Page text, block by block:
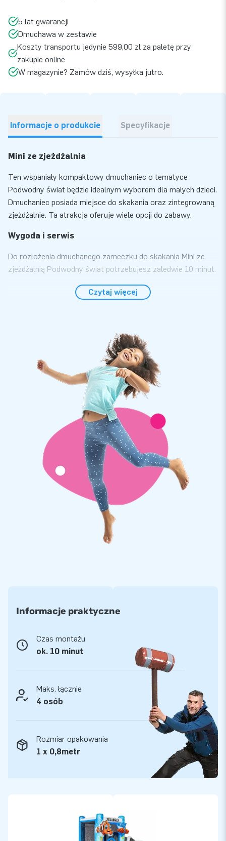
5 lat gwarancji
Dmuchawa w zestawie
Koszty transportu jedynie 599,00 zł za paletę przy
zakupie online
W magazynie? Zamów dziś, wysyłka jutro.
Informacje o produkcie Specyfikacje
Mini ze zjeżdżalnią
Ten wspaniały kompaktowy dmuchaniec o tematyce
Podwodny świat będzie idealnym wyborem dla małych dzieci.
Dmuchaniec posiada miejsce do skakania oraz zintegrowaną
zjeżdżalnie. Ta atrakcja oferuje wiele opcji do zabawy.
Wygoda i serwis
Do rozłożenia dmuchanego zameczku do skakania Mini ze
zjeżdżalnią Podwodny świat potrzebujesz zaledwie 10 minut.
zestawie: dmuchawa, materiały mocujące, torba do
Ponad 15 000 klientów wybrało JB
Od ponad 15 lat firma JB dostarcza najwyższej jakości
dmuchańce. Nasze produkty wysyłane są do klientów w
Europie i nie tylko. Nasz zespół projektantów, programistów
oraz pracowników logistycznych w doskonały sposób
dostarcza niepowtarzalne dmuchane atrakcje! Nasi klienci
mogą być pewni naszej profesjonalnej obsługi i dostawy.
Czytaj więcej
Informacje praktyczne
Czas montażu
ok. 10 minut
Maks. łącznie
4 osób
Rozmiar opakowania
1 x 0,8metr